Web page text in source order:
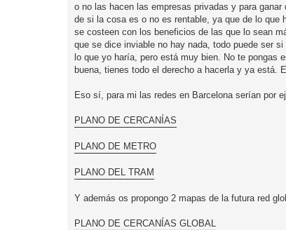
o no las hacen las empresas privadas y para
de si la cosa es o no es rentable, ya que de lo
se costeen con los beneficios de las que lo sean
que se dice inviable no hay nada, todo puede ser
lo que yo haría, pero está muy bien. No te pongas
buena, tienes todo el derecho a hacerla y ya está.
Eso sí, para mi las redes en Barcelona serían por
PLANO DE CERCANÍAS
PLANO DE METRO
PLANO DEL TRAM
Y además os propongo 2 mapas de la futura red
PLANO DE CERCANÍAS GLOBAL